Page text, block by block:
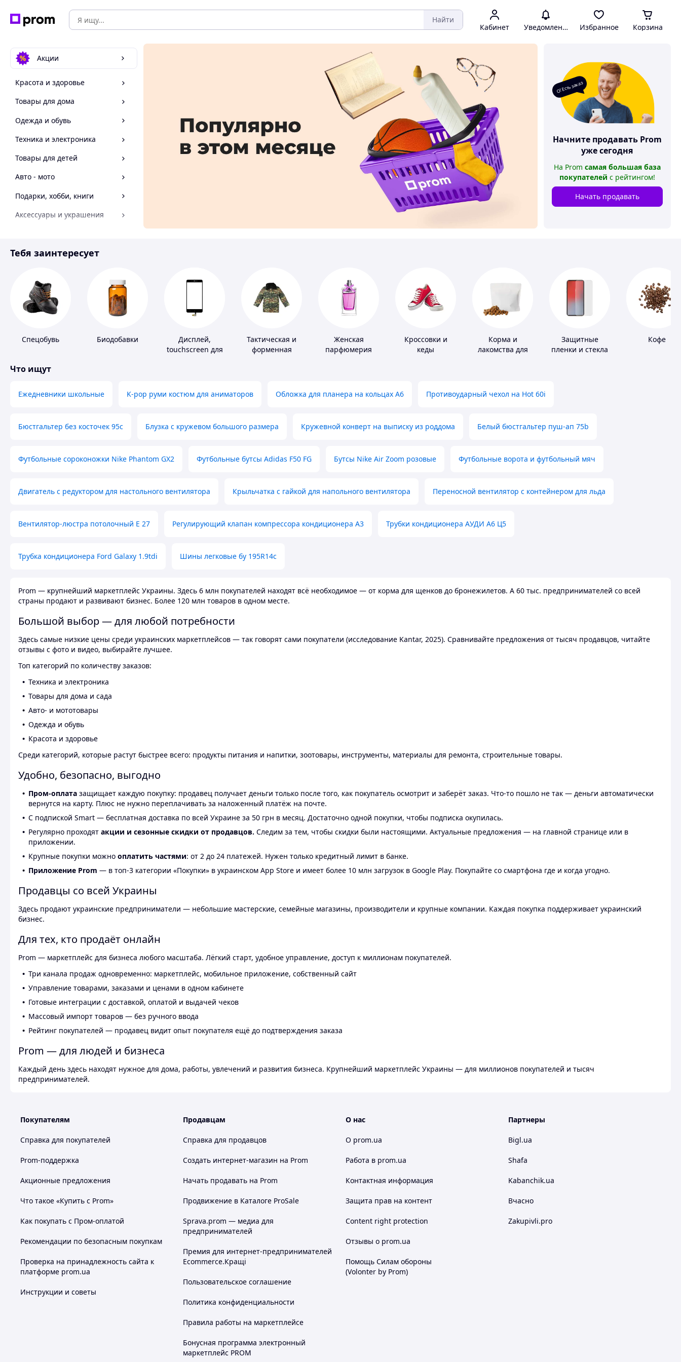
Найти
Кабинет Уведомления Избранное Корзина
Акции
Красота и здоровье
Товары для дома
Одежда и обувь
Техника и электроника
Товары для детей
Авто - мото
Подарки, хобби, книги
Аксессуары и украшения
Спорт и отдых
О! Есть заказ
Начните продавать Prom
уже сегодня
На Prom самая большая база
покупателей с рейтингом!
Начать продавать
Тебя заинтересует
Спецобувь Биодобавки
Дисплей,
touchscreen для
Тактическая и
форменная
Женская
парфюмерия
Кроссовки и
кеды
Корма и
лакомства для
Защитные
пленки и стекла
Кофе
Что ищут
Ежедневники школьные K-pop руми костюм для аниматоров Обложка для планера на кольцах А6 Противоударный чехол на Hot 60i
Бюстгальтер без косточек 95с Блузка с кружевом большого размера Кружевной конверт на выписку из роддома Белый бюстгальтер пуш-ап 75b
Футбольные сороконожки Nike Phantom GX2 Футбольные бутсы Adidas F50 FG Бутсы Nike Air Zoom розовые Футбольные ворота и футбольный мяч
Двигатель с редуктором для настольного вентилятора Крыльчатка с гайкой для напольного вентилятора Переносной вентилятор с контейнером для льда
Вентилятор-люстра потолочный E 27 Регулирующий клапан компрессора кондиционера А3 Трубки кондиционера АУДИ А6 Ц5
Трубка кондиционера Ford Galaxy 1.9tdi Шины легковые бу 195R14c
Prom — крупнейший маркетплейс Украины. Здесь 6 млн покупателей находят всё необходимое — от корма для щенков до бронежилетов. А 60 тыс. предпринимателей со всей
страны продают и развивают бизнес. Более 120 млн товаров в одном месте.
Большой выбор — для любой потребности
Здесь самые низкие цены среди украинских маркетплейсов — так говорят сами покупатели (исследование Kantar, 2025). Сравнивайте предложения от тысяч продавцов, читайте
отзывы с фото и видео, выбирайте лучшее.
Топ категорий по количеству заказов:
Техника и электроника
Товары для дома и сада
Авто- и мототовары
Одежда и обувь
Красота и здоровье
Среди категорий, которые растут быстрее всего: продукты питания и напитки, зоотовары, инструменты, материалы для ремонта, строительные товары.
Удобно, безопасно, выгодно
Пром-оплата защищает каждую покупку: продавец получает деньги только после того, как покупатель осмотрит и заберёт заказ. Что-то пошло не так — деньги автоматически
вернутся на карту. Плюс не нужно переплачивать за наложенный платёж на почте.
С подпиской Smart — бесплатная доставка по всей Украине за 50 грн в месяц. Достаточно одной покупки, чтобы подписка окупилась.
Регулярно проходят акции и сезонные скидки от продавцов. Следим за тем, чтобы скидки были настоящими. Актуальные предложения — на главной странице или в
приложении.
Крупные покупки можно оплатить частями: от 2 до 24 платежей. Нужен только кредитный лимит в банке.
Приложение Prom — в топ-3 категории «Покупки» в украинском App Store и имеет более 10 млн загрузок в Google Play. Покупайте со смартфона где и когда угодно.
Продавцы со всей Украины
Здесь продают украинские предприниматели — небольшие мастерские, семейные магазины, производители и крупные компании. Каждая покупка поддерживает украинский
бизнес.
Для тех, кто продаёт онлайн
Prom — маркетплейс для бизнеса любого масштаба. Лёгкий старт, удобное управление, доступ к миллионам покупателей.
Три канала продаж одновременно: маркетплейс, мобильное приложение, собственный сайт
Управление товарами, заказами и ценами в одном кабинете
Готовые интеграции с доставкой, оплатой и выдачей чеков
Массовый импорт товаров — без ручного ввода
Рейтинг покупателей — продавец видит опыт покупателя ещё до подтверждения заказа
Prom — для людей и бизнеса
Каждый день здесь находят нужное для дома, работы, увлечений и развития бизнеса. Крупнейший маркетплейс Украины — для миллионов покупателей и тысяч
предпринимателей.
Покупателям
Справка для покупателей
Prom-поддержка
Акционные предложения
Что такое «Купить с Prom»
Как покупать с Пром-оплатой
Рекомендации по безопасным покупкам
Проверка на принадлежность сайта к
платформе prom.ua
Инструкции и советы
Продавцам
Справка для продавцов
Создать интернет-магазин на Prom
Начать продавать на Prom
Продвижение в Каталоге ProSale
Sprava.prom — медиа для
предпринимателей
Премия для интернет-предпринимателей
Ecommerce.Кращі
Пользовательское соглашение
Политика конфиденциальности
Правила работы на маркетплейсе
Бонусная программа электронный
маркетплейс PROM
О нас
О prom.ua
Работа в prom.ua
Контактная информация
Защита прав на контент
Content right protection
Отзывы о prom.ua
Помощь Силам обороны
(Volonter by Prom)
Партнеры
Bigl.ua
Shafa
Kabanchik.ua
Вчасно
Zakupivli.pro